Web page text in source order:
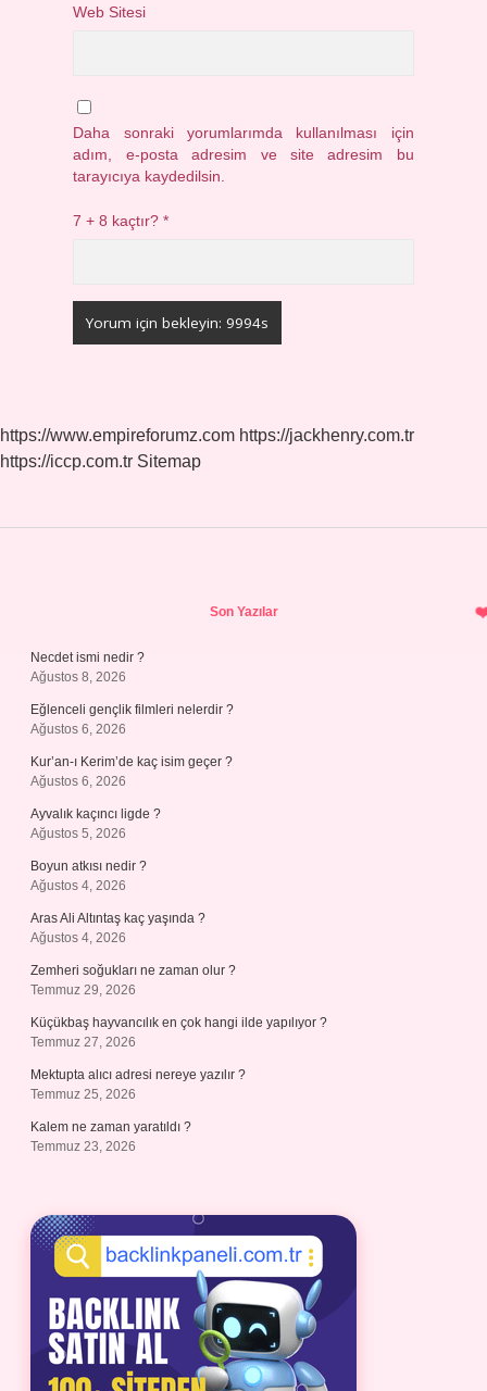
Web Sitesi
Daha sonraki yorumlarımda kullanılması için
adım, e-posta adresim ve site adresim bu
tarayıcıya kaydedilsin.
7 + 8 kaçtır?*
https://www.empireforumz.com https://jackhenry.com.tr
https://iccp.com.tr Sitemap
Son Yazılar
Necdet ismi nedir ?
Ağustos 8, 2026
Eğlenceli gençlik filmleri nelerdir ?
Ağustos 6, 2026
Kur’an-ı Kerim’de kaç isim geçer ?
Ağustos 6, 2026
Ayvalık kaçıncı ligde ?
Ağustos 5, 2026
Boyun atkısı nedir ?
Ağustos 4, 2026
Aras Ali Altıntaş kaç yaşında ?
Ağustos 4, 2026
Zemheri soğukları ne zaman olur ?
Temmuz 29, 2026
Küçükbaş hayvancılık en çok hangi ilde yapılıyor ?
Temmuz 27, 2026
Mektupta alıcı adresi nereye yazılır ?
Temmuz 25, 2026
Kalem ne zaman yaratıldı ?
Temmuz 23, 2026